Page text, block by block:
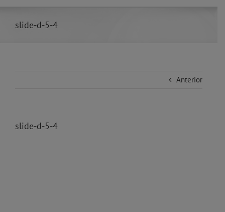
slide-d-5-4
Anterior
slide-d-5-4